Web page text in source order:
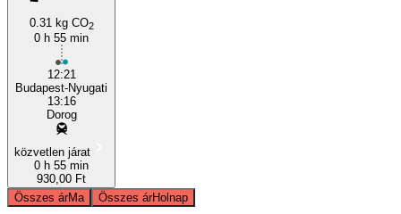
0.31 kg CO2
0 h 55 min
12:21
Budapest-Nyugati
13:16
Dorog
közvetlen járat
0 h 55 min
930,00 Ft
Összes árMa Összes árHolnap